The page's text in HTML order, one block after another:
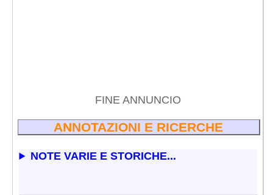
FINE ANNUNCIO
ANNOTAZIONI E RICERCHE
NOTE VARIE E STORICHE...